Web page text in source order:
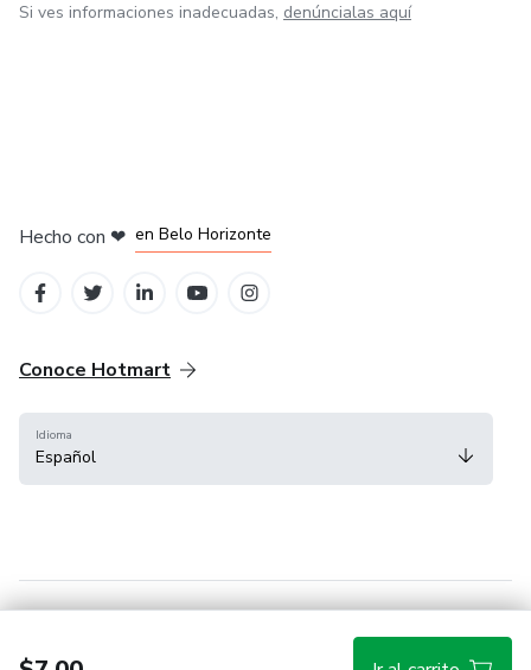
Si ves informaciones inadecuadas, denúncialas aquí
Hecho con ❤ en Belo Horizonte
Conoce Hotmart
Idioma
Español